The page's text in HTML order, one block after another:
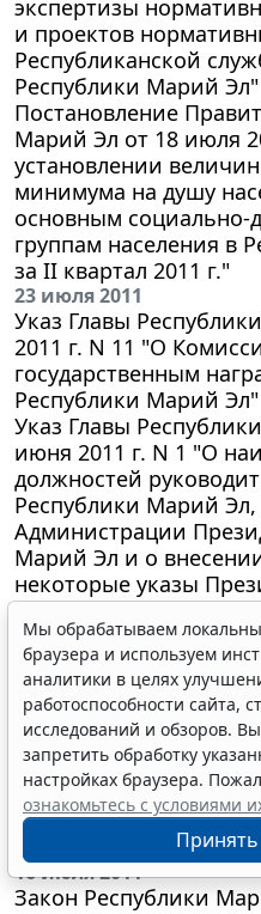
экспертизы
и проектов
Республиканской
Республики Марий Эл"
Постановление
Марий Эл от 18 июля
установлении
минимума на душу
основным социально-
группам населения в
за II квартал 2011 г."
23 июля 2011
Указ Главы
2011 г. N 11 "О
государственным
Республики Марий Эл"
Указ Главы
июня 2011 г. N 1 "О
должностей
Республики Марий
Администрации
Марий Эл и о
некоторые указы
Марий Эл"
Распоряжение Главы
от 8 июля 2011 г. N 30-
удостоверений к
наградам
Постановление
Марий Эл от 28 июня
повышении размера
работников
Республики Марий Эл"
16 июля 2011
Закон Республики
Мы обрабатываем
браузера и используем
аналитики в целях
работоспособности сайта,
исследований и обзоров.
запретить обработку
настройках браузера.
ознакомьтесь с условиями
Принять